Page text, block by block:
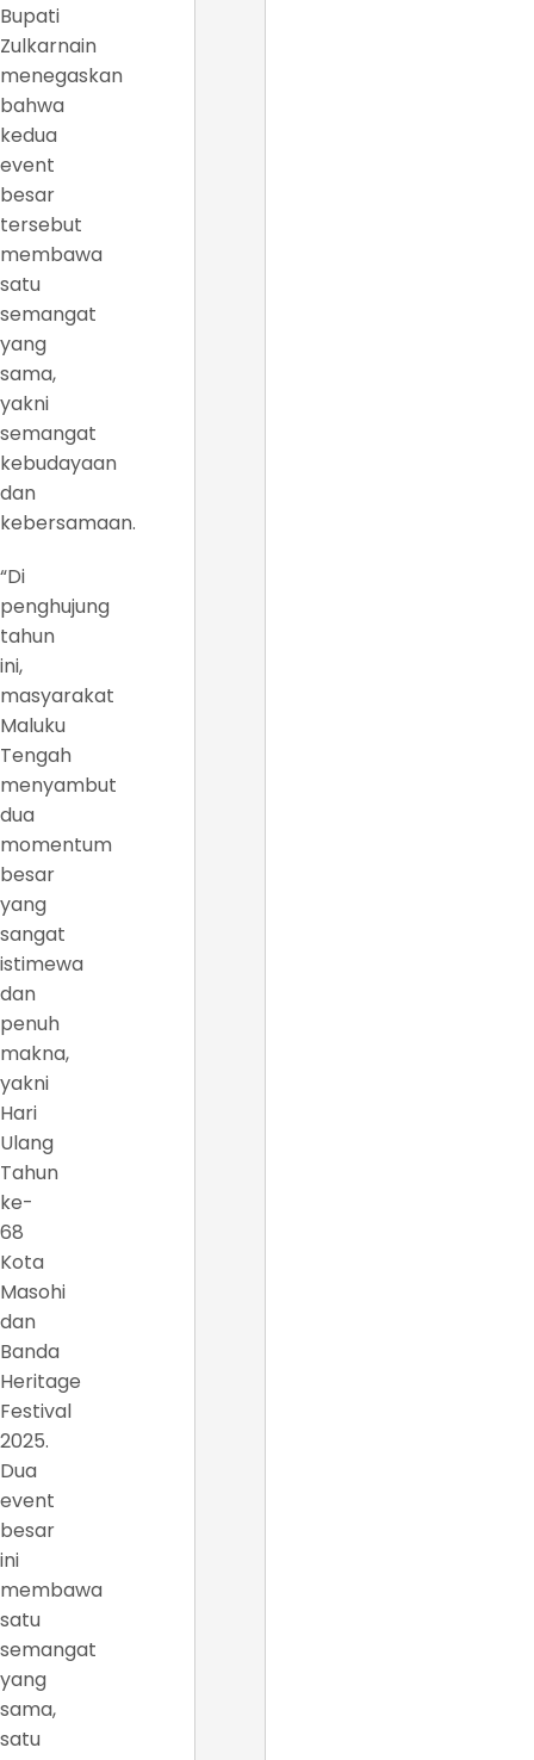
Bupati
Zulkarnain
menegaskan
bahwa
kedua
event
besar
tersebut
membawa
satu
semangat
yang
sama,
yakni
semangat
kebudayaan
dan
kebersamaan.
“Di
penghujung
tahun
ini,
masyarakat
Maluku
Tengah
menyambut
dua
momentum
besar
yang
sangat
istimewa
dan
penuh
makna,
yakni
Hari
Ulang
Tahun
ke-
68
Kota
Masohi
dan
Banda
Heritage
Festival
2025.
Dua
event
besar
ini
membawa
satu
semangat
yang
sama,
satu